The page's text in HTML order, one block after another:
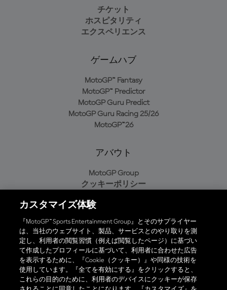
チケット
ホスピタリティ
エクスペリエンス
ゲームハブ
MotoGP™ Fantasy
MotoGP™ Predictor
MotoGP Guru Predict
MotoGP Guru Racing 25/26
MotoGP™26
アバウト
MotoGP Group
クッキーポリシー
プライバシーポリシー
購入ポリシー
オフィシャルアプリ
カスタマイズ体験
『MotoGP™ Sports Entertainment Group』とそのサプライヤー
は、当社のウェブサイト、製品、サービスとのやり取りを測
定し、利用者の閲覧習慣（例えば閲覧したページ）に基づい
て作成したプロフィールに基づいて、利用者に合わせた広告
を表示するために、『Cookie（クッキー）』や同様の技術を
使用しています。『全てを有効にする』をクリックすると、
これらの目的のために、利用者のデバイスにクッキーが保存